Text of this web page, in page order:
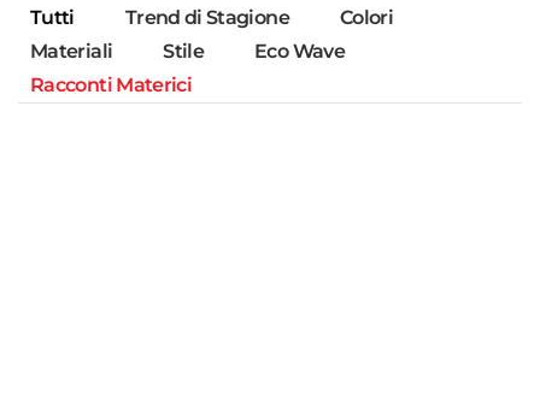
Tutti Trend di Stagione
Colori
Materiali
Stile
Eco Wave
Racconti Materici